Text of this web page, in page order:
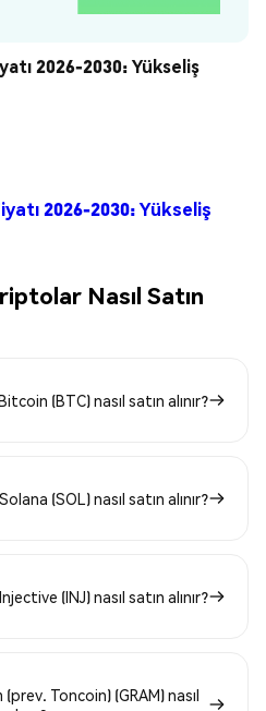
2026-2030: Yükseliş
2026-2030: Yükseliş
Nasıl Satın
(BTC) nasıl satın alınır?
Solana (SOL) nasıl satın alınır?
Injective (INJ) nasıl satın alınır?
(prev. Toncoin) (GRAM) nasıl